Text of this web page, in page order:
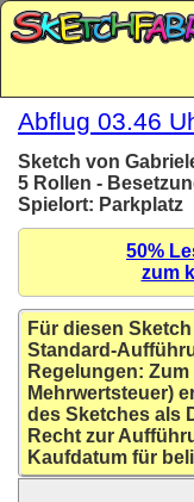
Abflug 03.46
Sketch von
5 Rollen -
Spielort: Parkplatz
50%
zum
Für diesen
Standard-
Regelungen:
Mehrwertsteuer)
des Sketches als
Recht zur
Kaufdatum für